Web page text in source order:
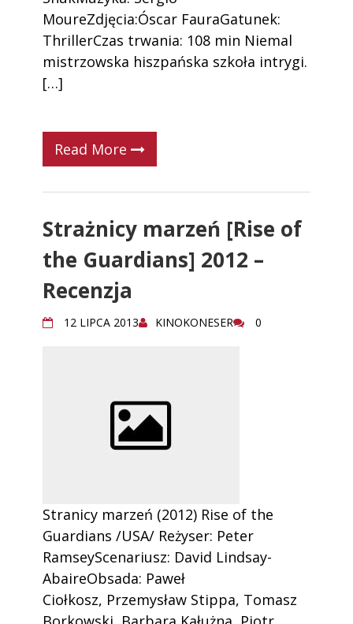
MoureZdjęcia:Óscar FauraGatunek:
ThrillerCzas trwania: 108 min Niemal
mistrzowska hiszpańska szkoła intrygi.
[…]
Read More
Strażnicy marzeń [Rise of
the Guardians] 2012 –
Recenzja
12 LIPCA 2013 KINOKONESER 0
Stranicy marzeń (2012) Rise of the
Guardians /USA/ Reżyser: Peter
RamseyScenariusz: David Lindsay-
AbaireObsada: Paweł
Ciołkosz, Przemysław Stippa, Tomasz